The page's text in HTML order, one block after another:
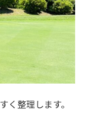
整理します。